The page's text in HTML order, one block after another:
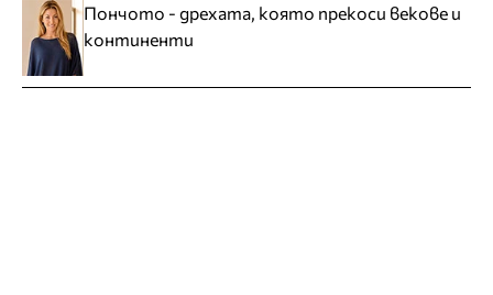
Пончото - дрехата, която прекоси векове и
континенти